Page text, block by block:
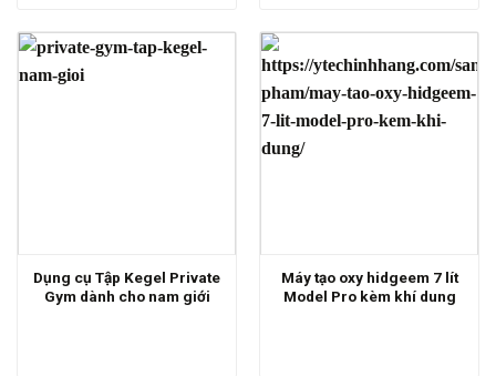
Dụng cụ Tập Kegel Private
Gym dành cho nam giới
Máy tạo oxy hidgeem 7 lít
Model Pro kèm khí dung